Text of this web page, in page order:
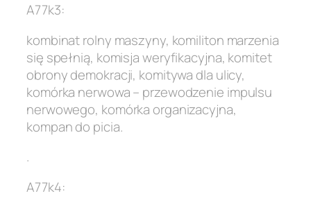
A77k3:
kombinat rolny maszyny, komiliton marzenia
się spełnią, komisja weryfikacyjna, komitet
obrony demokracji, komitywa dla ulicy,
komórka nerwowa – przewodzenie impulsu
nerwowego, komórka organizacyjna,
kompan do picia.
.
A77k4: